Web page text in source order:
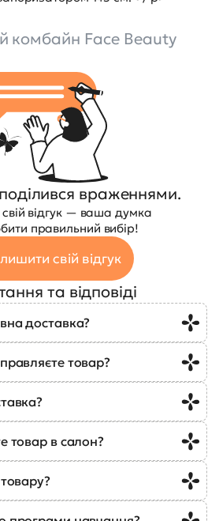
комбайн Face Beauty
враженнями.
відгук — ваша думка
правильний вибір!
свій відгук
та відповіді
доставка?
товар?
товар в салон?